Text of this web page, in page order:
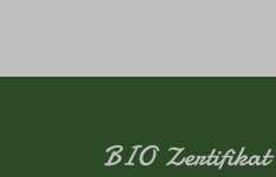
BIO Zertifikat